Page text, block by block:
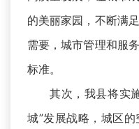
的美丽家园，不断满
需要，城市管理和服
标准。
其次，我县将实
城”发展战略，城区